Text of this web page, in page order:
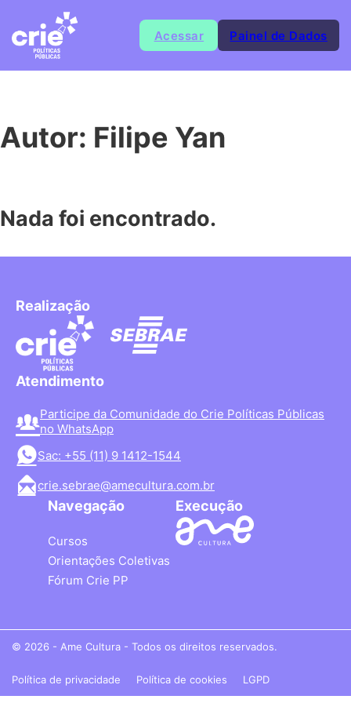
Acessar Painel de Dados
Autor: Filipe Yan
Nada foi encontrado.
Realização
Atendimento
Participe da Comunidade do Crie Políticas Públicas
no WhatsApp
Sac: +55 (11) 9 1412-1544
crie.sebrae@amecultura.com.br
Navegação
Cursos
Orientações Coletivas
Fórum Crie PP
Execução
© 2026 - Ame Cultura - Todos os direitos reservados.
Política de privacidade Política de cookies LGPD